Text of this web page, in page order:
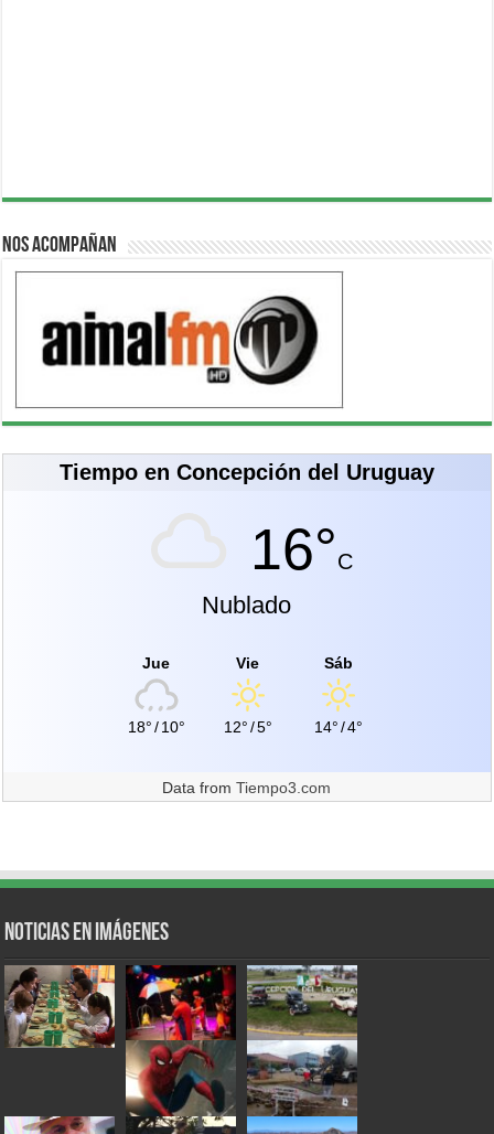
Nos acompañan
Tiempo en Concepción del Uruguay
16°C
Nublado
Jue
18°/10°
Vie
12°/5°
Sáb
14°/4°
Data fromTiempo3.com
Noticias en Imágenes